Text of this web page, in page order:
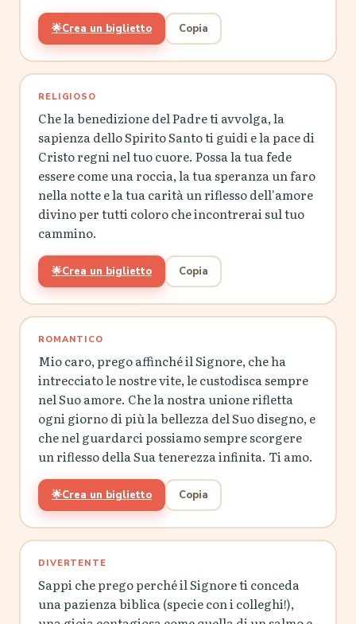
🌟Crea un biglietto Copia
RELIGIOSO
Che la benedizione del Padre ti avvolga, la
sapienza dello Spirito Santo ti guidi e la pace di
Cristo regni nel tuo cuore. Possa la tua fede
essere come una roccia, la tua speranza un faro
nella notte e la tua carità un riflesso dell'amore
divino per tutti coloro che incontrerai sul tuo
cammino.
🌟Crea un biglietto Copia
ROMANTICO
Mio caro, prego affinché il Signore, che ha
intrecciato le nostre vite, le custodisca sempre
nel Suo amore. Che la nostra unione rifletta
ogni giorno di più la bellezza del Suo disegno, e
che nel guardarci possiamo sempre scorgere
un riflesso della Sua tenerezza infinita. Ti amo.
🌟Crea un biglietto Copia
DIVERTENTE
Sappi che prego perché il Signore ti conceda
una pazienza biblica (specie con i colleghi!),